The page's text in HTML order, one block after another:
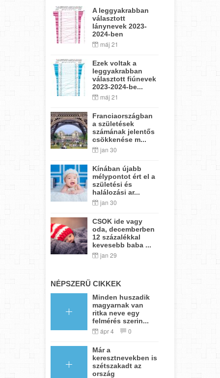
A leggyakrabban
választott
lánynevek 2023-
2024-ben
máj 21
Ezek voltak a
leggyakrabban
választott fiúnevek
2023-2024-be...
máj 21
Franciaországban
a születések
számának jelentős
csökkenése m...
jan 30
Kínában újabb
mélypontot ért el a
születési és
halálozási ar...
jan 30
CSOK ide vagy
oda, decemberben
12 százalékkal
kevesebb baba ...
jan 29
NÉPSZERŰ CIKKEK
Minden huszadik
magyarnak van
ritka neve egy
felmérés szerin...
ápr 4 0
Már a
keresztnevekben is
szétszakadt az
ország